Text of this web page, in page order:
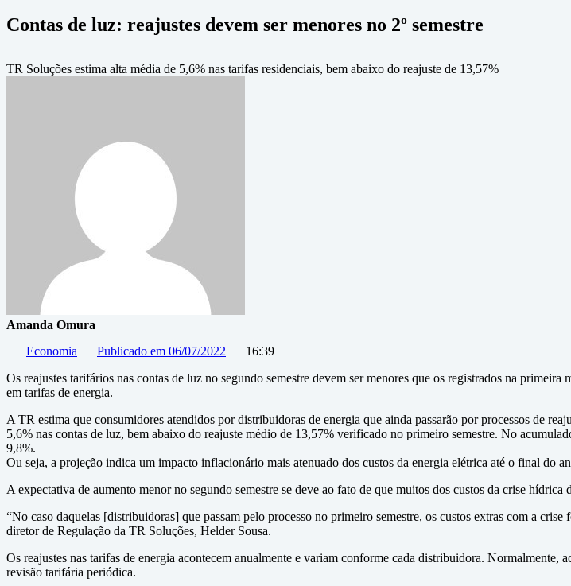
Contas de luz: reajustes devem ser menores no 2º semestre
TR Soluções estima alta média de 5,6% nas tarifas residenciais, bem abaixo do reajuste de 13,57%
Amanda Omura
Economia
Publicado em 06/07/2022
16:39
Os reajustes tarifários nas contas de luz no segundo semestre devem ser menores que os registrados na
em tarifas de energia.
A TR estima que consumidores atendidos por distribuidoras de energia que ainda passarão por processos de
5,6% nas contas de luz, bem abaixo do reajuste médio de 13,57% verificado no primeiro semestre. No
9,8%.
Ou seja, a projeção indica um impacto inflacionário mais atenuado dos custos da energia elétrica até o final do
A expectativa de aumento menor no segundo semestre se deve ao fato de que muitos dos custos da crise hídrica
“No caso daquelas [distribuidoras] que passam pelo processo no primeiro semestre, os custos extras com a
diretor de Regulação da TR Soluções, Helder Sousa.
Os reajustes nas tarifas de energia acontecem anualmente e variam conforme cada distribuidora.
revisão tarifária periódica.